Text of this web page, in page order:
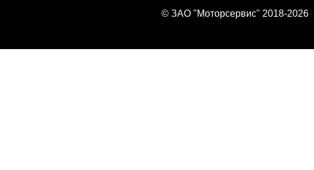
© ЗАО "Моторсервис" 2018-2026